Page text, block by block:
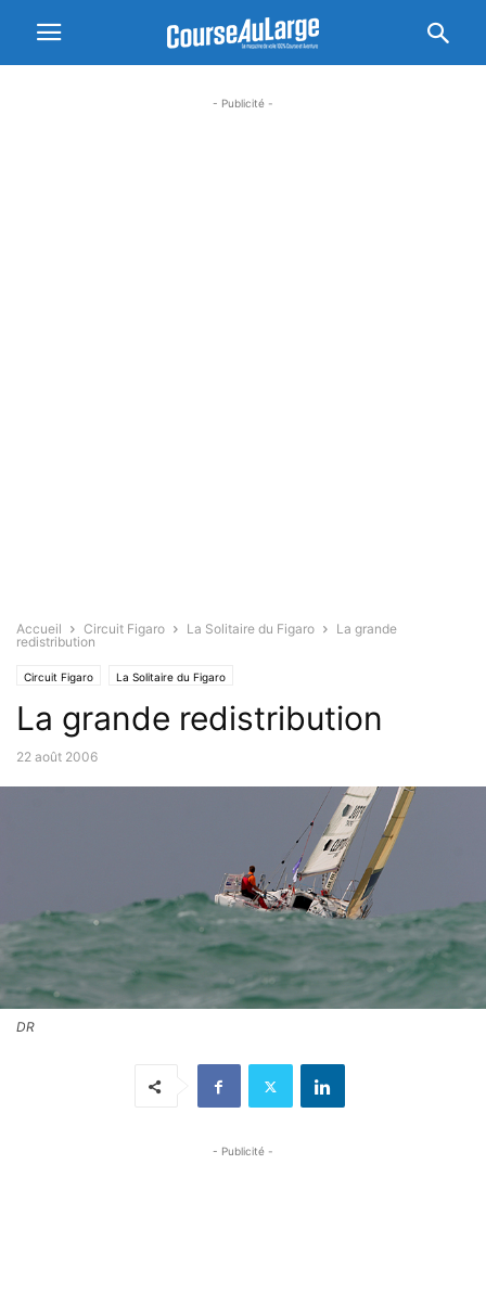
- Publicité -
Accueil Circuit Figaro La Solitaire du Figaro
La grande
redistribution
Circuit Figaro La Solitaire du Figaro
La grande redistribution
22 août 2006
DR
- Publicité -